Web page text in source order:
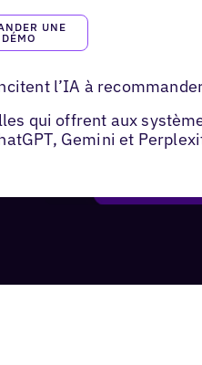
UNE
DÉMO
l’IA à
qui offrent aux
Gemini et